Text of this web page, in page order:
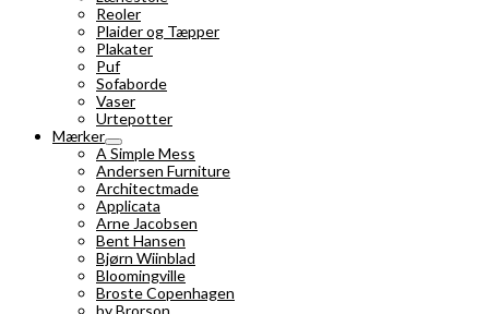
Reoler
Plaider og Tæpper
Plakater
Puf
Sofaborde
Vaser
Urtepotter
Mærker
A Simple Mess
Andersen Furniture
Architectmade
Applicata
Arne Jacobsen
Bent Hansen
Bjørn Wiinblad
Bloomingville
Broste Copenhagen
by Brorson